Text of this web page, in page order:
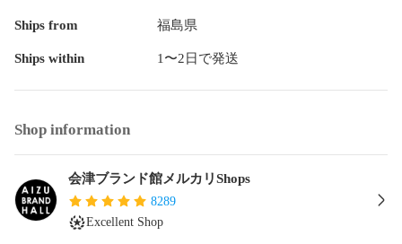
Ships from 福島県
Ships within 1〜2日で発送
Shop information
会津ブランド館メルカリShops
8289
Excellent Shop